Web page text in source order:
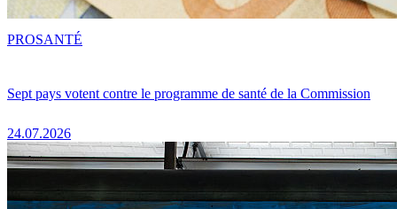
Sept pays votent contre le programme de santé de la Commission
24.07.2026
PROSANTÉ